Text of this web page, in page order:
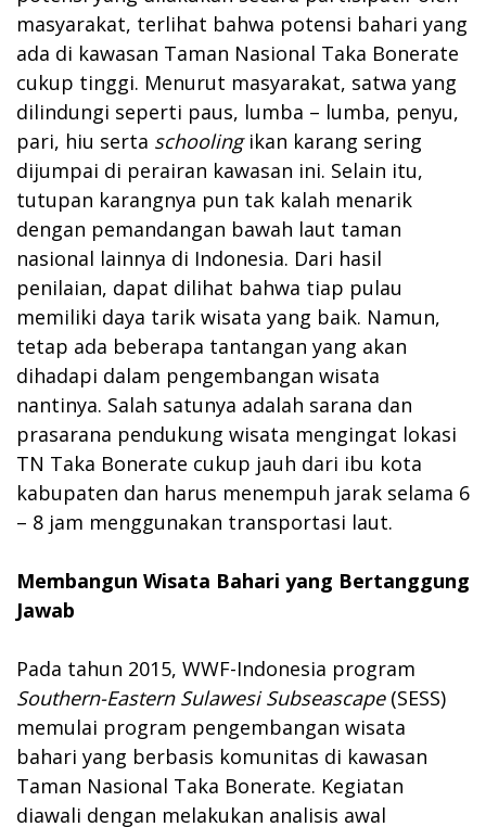
masyarakat, terlihat bahwa potensi bahari yang
ada di kawasan Taman Nasional Taka Bonerate
cukup tinggi. Menurut masyarakat, satwa yang
dilindungi seperti paus, lumba – lumba, penyu,
pari, hiu serta schooling ikan karang sering
dijumpai di perairan kawasan ini. Selain itu,
tutupan karangnya pun tak kalah menarik
dengan pemandangan bawah laut taman
nasional lainnya di Indonesia. Dari hasil
penilaian, dapat dilihat bahwa tiap pulau
memiliki daya tarik wisata yang baik. Namun,
tetap ada beberapa tantangan yang akan
dihadapi dalam pengembangan wisata
nantinya. Salah satunya adalah sarana dan
prasarana pendukung wisata mengingat lokasi
TN Taka Bonerate cukup jauh dari ibu kota
kabupaten dan harus menempuh jarak selama 6
– 8 jam menggunakan transportasi laut.
Membangun Wisata Bahari yang Bertanggung
Jawab
Pada tahun 2015, WWF-Indonesia program
Southern-Eastern Sulawesi Subseascape(SESS)
memulai program pengembangan wisata
bahari yang berbasis komunitas di kawasan
Taman Nasional Taka Bonerate. Kegiatan
diawali dengan melakukan analisis awal